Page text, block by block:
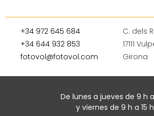
+34 972 645 684
+34 644 932 853
fotovol@fotovol.com
C. dels
17111
Girona
De lunes a jueves de 9 h
y viernes de 9 h a 15 h